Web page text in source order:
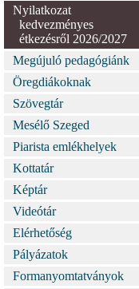
Nyilatkozat
kedvezményes
étkezésről 2026/2027
Megújuló pedagógiánk
Öregdiákoknak
Szövegtár
Mesélő Szeged
Piarista emlékhelyek
Kottatár
Képtár
Videótár
Elérhetőség
Pályázatok
Formanyomtatványok